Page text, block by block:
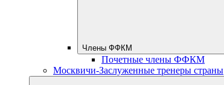
Члены ФФКМ
Почетные члены ФФКМ
Москвичи-Заслуженные тренеры страны